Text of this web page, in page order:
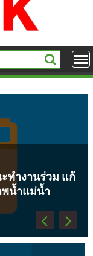
แก้
“รมว. สุขา
ภูเก็ต อีก
นันทนากา